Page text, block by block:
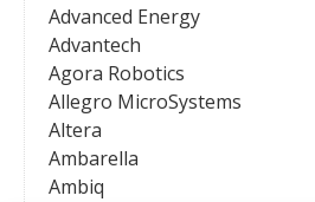
Advanced Energy
Advantech
Agora Robotics
Allegro MicroSystems
Altera
Ambarella
Ambiq